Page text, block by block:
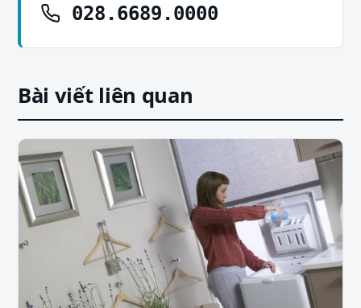
028.6689.0000
Bài viết liên quan